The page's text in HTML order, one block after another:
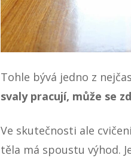
Tohle bývá jedno z
svaly pracují, může se
Ve skutečnosti ale
těla má spoustu výhod.